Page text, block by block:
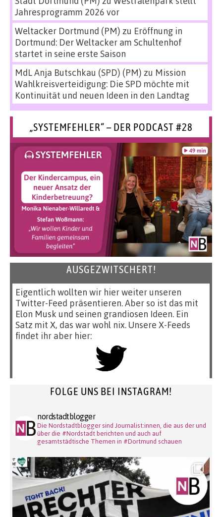
Jahresprogramm 2026 vor
Weltacker Dortmund (PM) zu Eröffnung in
Dortmund: Der Weltacker am Schultenhof
startet in seine erste Saison
MdL Anja Butschkau (SPD) (PM) zu Mission
Wahlkreisverteidigung: Die SPD möchte mit
Kontinuität und neuen Ideen in den Landtag
„SYSTEMFEHLER“ – DER PODCAST #28
AUSGEZWITSCHERT!
Eigentlich wollten wir hier weiter unseren
Twitter-Feed präsentieren. Aber so ist das mit
Elon Musk und seinen grandiosen Ideen. Ein
Satz mit X, das war wohl nix. Unsere X-Feeds
findet ihr aber hier:
FOLGE UNS BEI INSTAGRAM!
nordstadtblogger
Die Nordstadtblogger sind Journalist:innen, die aus der und
über die #Nordstadt berichten und auch auf
gesamtstädtische Themen in #Dortmund schauen